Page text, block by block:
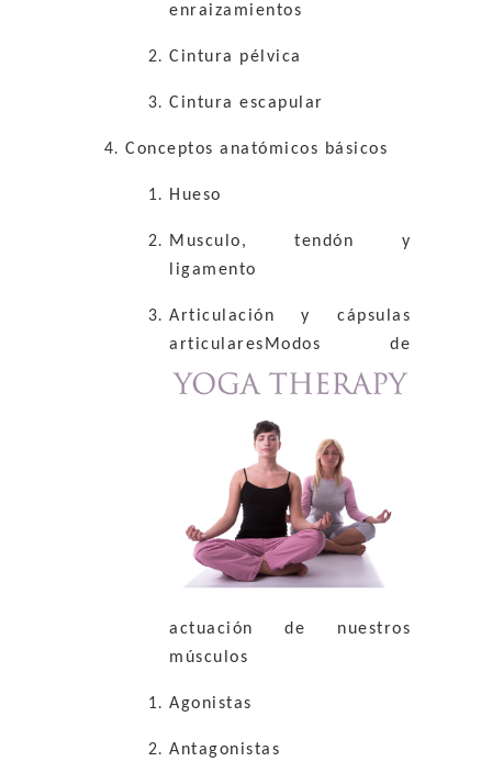
enraizamientos
Cintura pélvica
Cintura escapular
Conceptos anatómicos básicos
Hueso
Musculo, tendón y
ligamento
Articulación y cápsulas
articulares Modos de
actuación de nuestros
músculos
Agonistas
Antagonistas